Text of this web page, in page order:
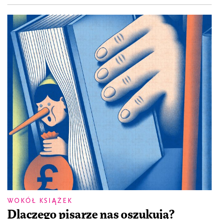
WOKÓŁ KSIĄŻEK
Dlaczego pisarze nas oszukują?